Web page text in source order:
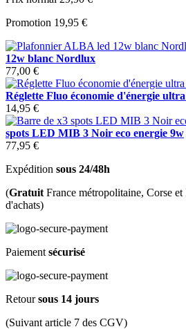
Promotion 19,95 €
12w blanc Nordlux
77,00 €
Réglette Fluo économie d'énergie
14,95 €
spots LED MIB 3 Noir eco energie 9w
77,95 €
Expédition sous 24/48h
(Gratuit France métropolitaine, Corse
d'achats)
Paiement sécurisé
Retoursous 14 jours
(Suivant article 7 des CGV)